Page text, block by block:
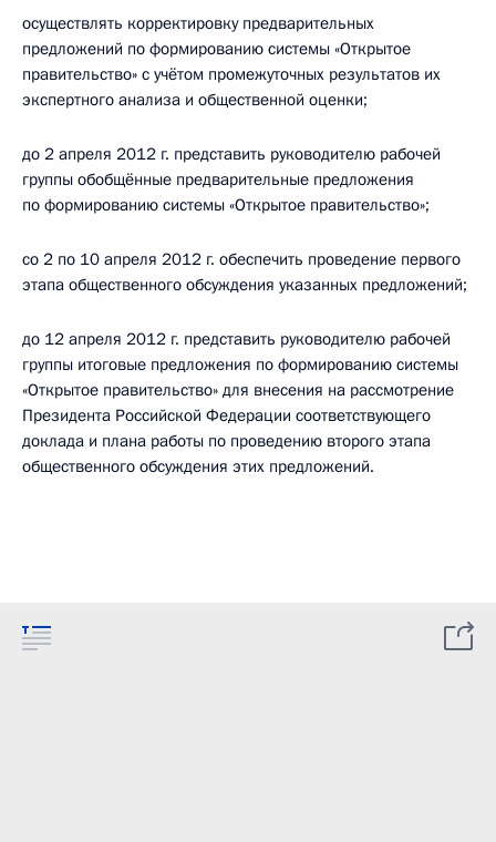
осуществлять корректировку предварительных
предложений по формированию системы «Открытое
правительство» с учётом промежуточных результатов их
экспертного анализа и общественной оценки;
до 2 апреля 2012 г. представить руководителю рабочей
группы обобщённые предварительные предложения
по формированию системы «Открытое правительство»;
со 2 по 10 апреля 2012 г. обеспечить проведение первого
этапа общественного обсуждения указанных предложений;
до 12 апреля 2012 г. представить руководителю рабочей
группы итоговые предложения по формированию системы
«Открытое правительство» для внесения на рассмотрение
Президента Российской Федерации соответствующего
доклада и плана работы по проведению второго этапа
общественного обсуждения этих предложений.